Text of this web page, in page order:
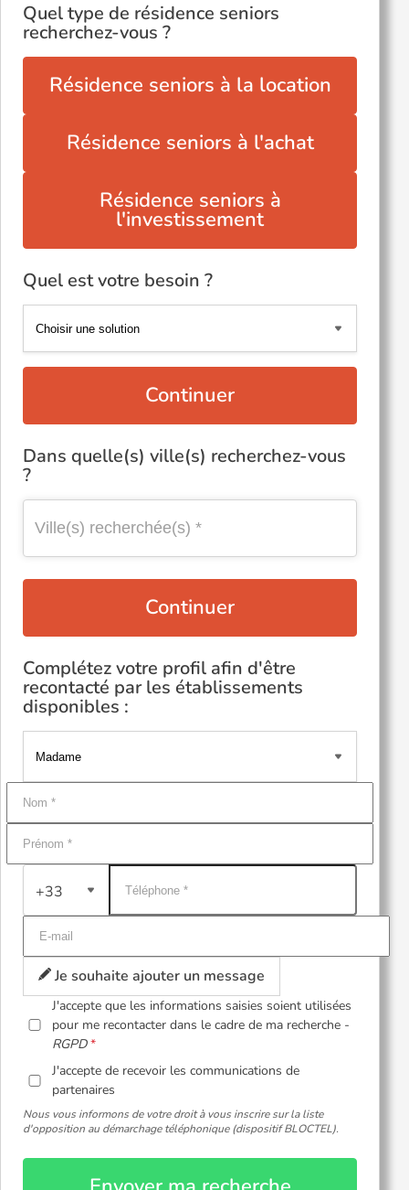
Quel type de résidence seniors
recherchez-vous ?
Résidence seniors à la location
Résidence seniors à l'achat
Résidence seniors à
l'investissement
Quel est votre besoin ?
Continuer
Dans quelle(s) ville(s) recherchez-vous
?
Continuer
Complétez votre profil afin d'être
recontacté par les établissements
disponibles :
+33
Je souhaite ajouter un message
J'accepte que les informations saisies soient utilisées
pour me recontacter dans le cadre de ma recherche -
RGPD
J'accepte de recevoir les communications de
partenaires
Nous vous informons de votre droit à vous inscrire sur la liste
d'opposition au démarchage téléphonique (dispositif BLOCTEL).